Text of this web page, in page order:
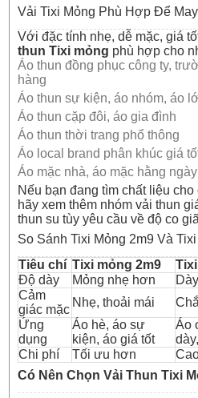
Vải Tixi Mỏng Phù Hợp Để
Với đặc tính nhẹ, dễ mặc, giá
thun Tixi mỏng phù hợp cho
Áo thun đồng phục công ty,
hàng
Áo thun sự kiện, áo nhóm, áo
Áo thun cặp đôi, áo gia đình
Áo thun thời trang phổ thông
Áo local brand phân khúc giá
Áo mặc nhà, áo mặc hằng ngày
Nếu bạn đang tìm chất liệu
hãy xem thêm nhómvải thun
thun su tùy yêu cầu về độ co
So Sánh Tixi Mỏng 2m9 Và
Tiêu chí Tixi mỏng 2m9
Độ dày
Mỏng nhẹ hơn
Cảm
giác mặc
Nhẹ, thoải mái
Ứng
dụng
Áo hè, áo sự
kiện, áo giá tốt
Áo
Chi phí
Tối ưu hơn
Có Nên Chọn Vải Thun Tixi